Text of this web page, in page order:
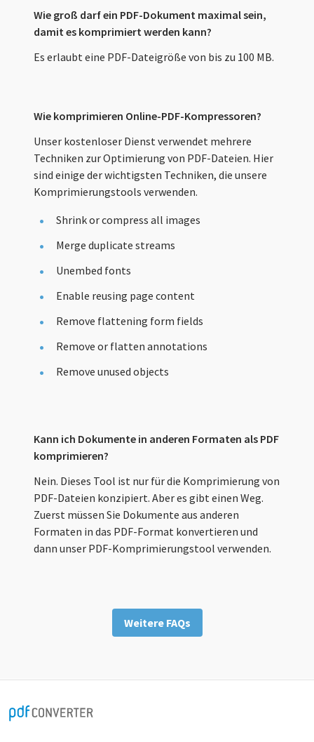
Wie groß darf ein PDF-Dokument maximal sein,
damit es komprimiert werden kann?
Es erlaubt eine PDF-Dateigröße von bis zu 100 MB.
Wie komprimieren Online-PDF-Kompressoren?
Unser kostenloser Dienst verwendet mehrere
Techniken zur Optimierung von PDF-Dateien. Hier
sind einige der wichtigsten Techniken, die unsere
Komprimierungstools verwenden.
Shrink or compress all images
Merge duplicate streams
Unembed fonts
Enable reusing page content
Remove flattening form fields
Remove or flatten annotations
Remove unused objects
Kann ich Dokumente in anderen Formaten als PDF
komprimieren?
Nein. Dieses Tool ist nur für die Komprimierung von
PDF-Dateien konzipiert. Aber es gibt einen Weg.
Zuerst müssen Sie Dokumente aus anderen
Formaten in das PDF-Format konvertieren und
dann unser PDF-Komprimierungstool verwenden.
Weitere FAQs